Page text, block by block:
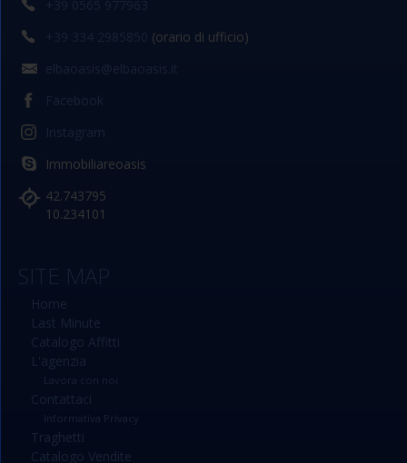
(orario di ufficio)
Immobiliareoasis
42.743795
10.234101
SITE MAP
Home
Last Minute
Catalogo Affitti
L'agenzia
Lavora con noi
Contattaci
Informativa Privacy
Traghetti
Catalogo Vendite